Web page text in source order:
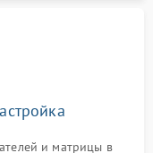
и матрицы в